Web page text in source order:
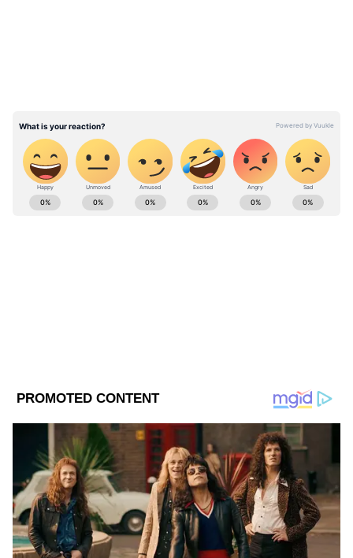
করা। জেনে রাখা ভালো , শ্রীলঙ্কা সরকার ২০২৩
সালের বাজেটে ৫৩৯ বিলিয়ন রুপি প্রতিরক্ষা বরাদ্দ
করেছে, যা সমালোচিত হয়েছিল, কারণ শ্রীলঙ্কা
১৯৪৮ সালের পর থেকে সবচেয়ে খারাপ অর্থনৈতিক
সংকটের মুখোমুখি হচ্ছে।
ABOUT THE AUTHOR